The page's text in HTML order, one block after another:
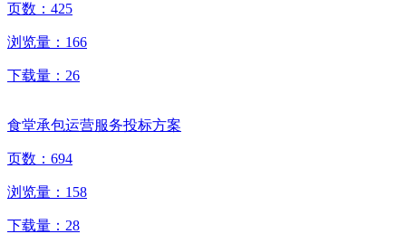
页数： 425
浏览量： 166
下载量： 26
食堂承包运营服务投标方案
页数： 694
浏览量： 158
下载量： 28